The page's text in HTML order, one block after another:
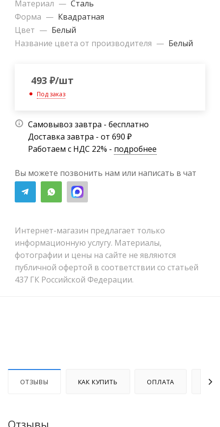
Материал — Сталь
Форма — Квадратная
Цвет — Белый
Название цвета от производителя — Белый
493 ₽/шт
Под заказ
Самовывоз завтра - бесплатно
Доставка завтра - от 690 ₽
Работаем с НДС 22% - подробнее
Вы можете позвонить нам или написать в чат
Интернет-магазин предлагает только
информационную услугу. Материалы,
фотографии и цены на сайте не являются
публичной офертой в соответствии со статьей
437 ГК Российской Федерации.
ОТЗЫВЫ КАК КУПИТЬ ОПЛАТА